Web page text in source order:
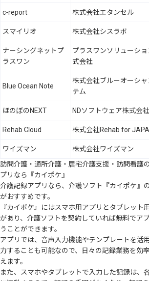
c-report 株式会社エタンセル
スマイリオ 株式会社シスラボ
ナーシングネットプ
ラスワン
プラスワンソリューシ
式会社
Blue Ocean Note
株式会社ブルーオーシャ
テム
ほのぼのNEXT NDソフトウェア株式会社
Rehab Cloud 株式会社Rehab for
ワイズマン
株式会社ワイズマン
訪問介護・通所介護・居宅介護支援・訪問看護
プリなら『カイポケ』
介護記録アプリなら、介護ソフト『カイポケ』
がおすすめです。
『カイポケ』にはスマホ用アプリとタブレット
があり、介護ソフトを契約していれば無料でア
うことができます。
アプリでは、音声入力機能やテンプレートを活
力することも可能なので、日々の記録業務を効
えます。
また、スマホやタブレットで入力した記録は、